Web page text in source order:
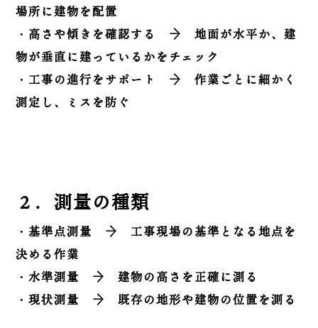
場所に建物を配置
・高さや傾きを確認する → 地面が水平か、建
物が垂直に建っているかをチェック
・工事の進行をサポート → 作業ごとに細かく
測定し、ミスを防ぐ
２．測量の種類
・基準点測量 → 工事現場の基準となる地点を
決める作業
・水準測量 → 建物の高さを正確に測る
・現状測量 → 既存の地形や建物の位置を測る